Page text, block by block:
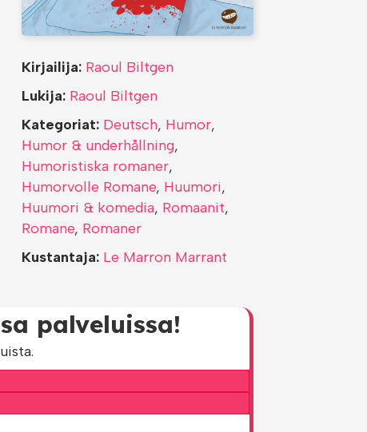
Kirjailija: Raoul Biltgen
Lukija: Raoul Biltgen
Kategoriat: Deutsch, Humor,
Humor & underhållning,
Humoristiska romaner,
Humorvolle Romane, Huumori,
Huumori & komedia, Romaanit,
Romane, Romaner
Kustantaja: Le Marron Marrant
palveluissa!